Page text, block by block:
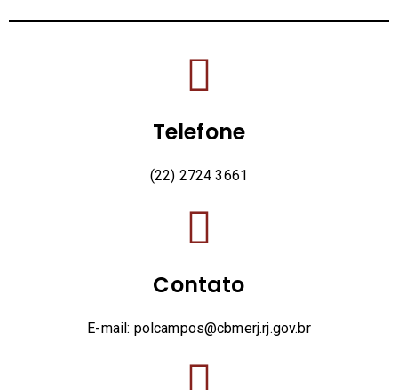
Telefone
(22) 2724 3661
Contato
E-mail: polcampos@cbmerj.rj.gov.br